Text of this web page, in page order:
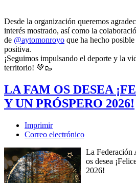
Desde la organización queremos
interés mostrado, así como la
de @aytomonroyo que ha hecho
positiva.
¡Seguimos impulsando el deporte y la
territorio! 💚🥾
LA FAM OS DESEA
Y UN PRÓSPERO 2026!
Imprimir
Correo electrónico
La Federación
os desea
2026!